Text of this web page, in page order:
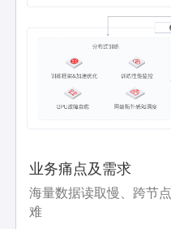
业务痛点及需求
海量数据读取慢、跨节
难